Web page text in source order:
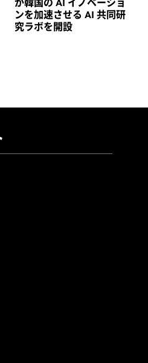
ンを加速させる AI 共同研
究ラボを開設